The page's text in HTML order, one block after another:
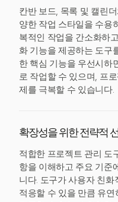
칸반 보드, 목록 및 캘린
양한 작업 스타일을 수용
복적인 작업을 간소화하
화 기능을 제공하는 도구
한 핵심 기능을 우선시하
로 작업할 수 있으며, 프
제를 극복할 수 있습니다.
확장성을 위한 전략적
적합한 프로젝트 관리 도
항을 이해하고 주요 기준
니다. 도구가 사용자 친
적응할 수 있을 만큼 유